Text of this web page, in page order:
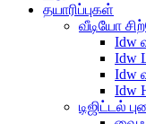
தயாரிப்புகள்
வீடியோ
Idw
Idw
Idw
Idw
டிஜிட்டல்